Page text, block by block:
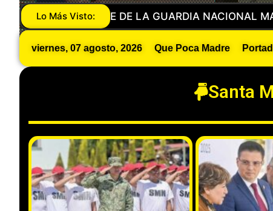
Lo Más Visto:
SU NOVIO CON SAN PEDRO EN METEPEC IBAN
viernes, 07 agosto, 2026 Que Poca Madre
Santa